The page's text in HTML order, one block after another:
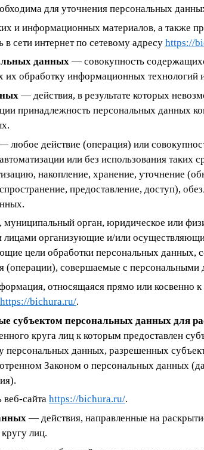
для уточнения персональных
и информационных материалов, а также
сети интернет по сетевому адресу https://
данных — совокупность
обработку информационных технологий
— действия, в результате которых
принадлежность персональных данных
любое действие (операция) или
или без использования таких
накопление, хранение, уточнение
предоставление, доступ),
орган, юридическое или
лицами организующие и/или
цели обработки персональных данных,
(операции), совершаемые с персональными
относящаяся прямо или косвенно
https://bichura.ru/.
субъектом персональных данных для
круга лиц к которым предоставлен
персональных данных, разрешенных
Законом о персональных данных
сайта https://bichura.ru/.
— действия, направленные на
лиц.